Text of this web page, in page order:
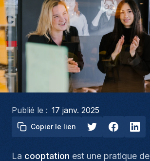
Publié le : 17 janv. 2025
Copier le lien
La cooptation est une pratique de